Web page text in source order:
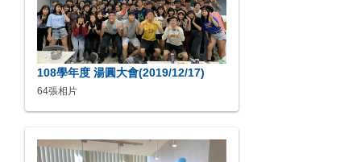
108學年度 湯圓大會(2019/12/17)
64張相片